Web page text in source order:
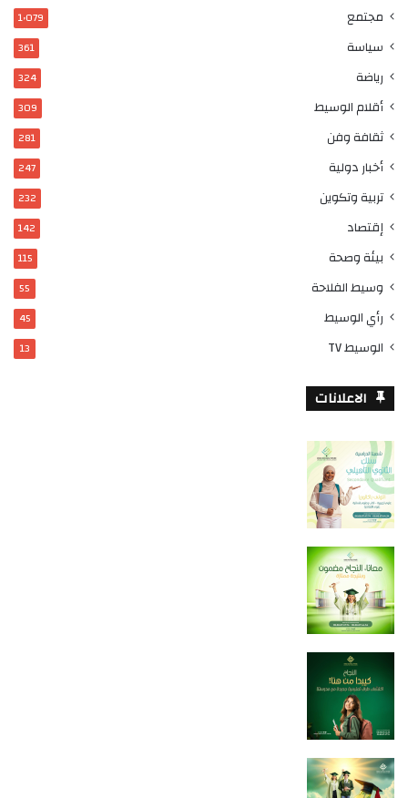
مجتمع 1٬079
سياسة 361
رياضة 324
أقلام الوسيط 309
ثقافة وفن 281
أخبار دولية 247
تربية وتكوين 232
إقتصاد 142
بيئة وصحة 115
وسيط الفلاحة 55
رأي الوسيط 45
الوسيط TV 13
الاعلانات